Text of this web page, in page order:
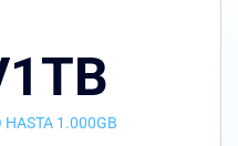
1.000GB